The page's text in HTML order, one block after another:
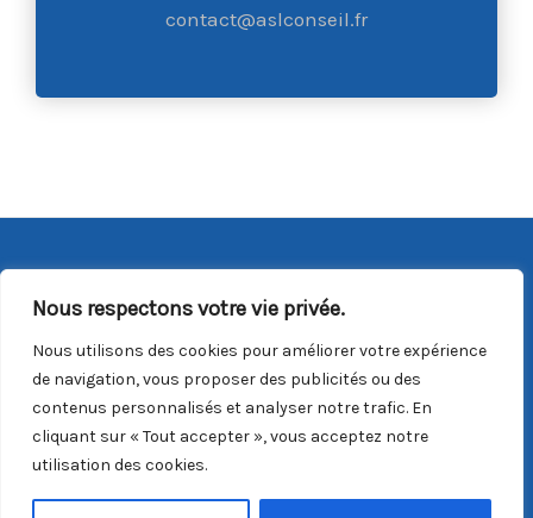
Nous respectons votre vie privée.
Nous utilisons des cookies pour améliorer votre expérience
de navigation, vous proposer des publicités ou des
contenus personnalisés et analyser notre trafic. En
cliquant sur « Tout accepter », vous acceptez notre
utilisation des cookies.
contact@aslconseil.fr
Copyright © 2026 ASL Conseil | Mentions Légales
Du lundi au vendredi : 9h00/18h00
Email :contact@aslconseil.fr
Téléphone :06 31 65 80 46